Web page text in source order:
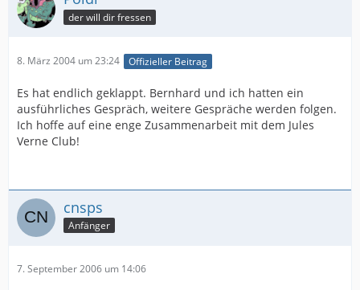
der will dir fressen
8. März 2004 um 23:24 Offizieller Beitrag
Es hat endlich geklappt. Bernhard und ich hatten ein
ausführliches Gespräch, weitere Gespräche werden folgen.
Ich hoffe auf eine enge Zusammenarbeit mit dem Jules
Verne Club!
cnsps
Anfänger
7. September 2006 um 14:06